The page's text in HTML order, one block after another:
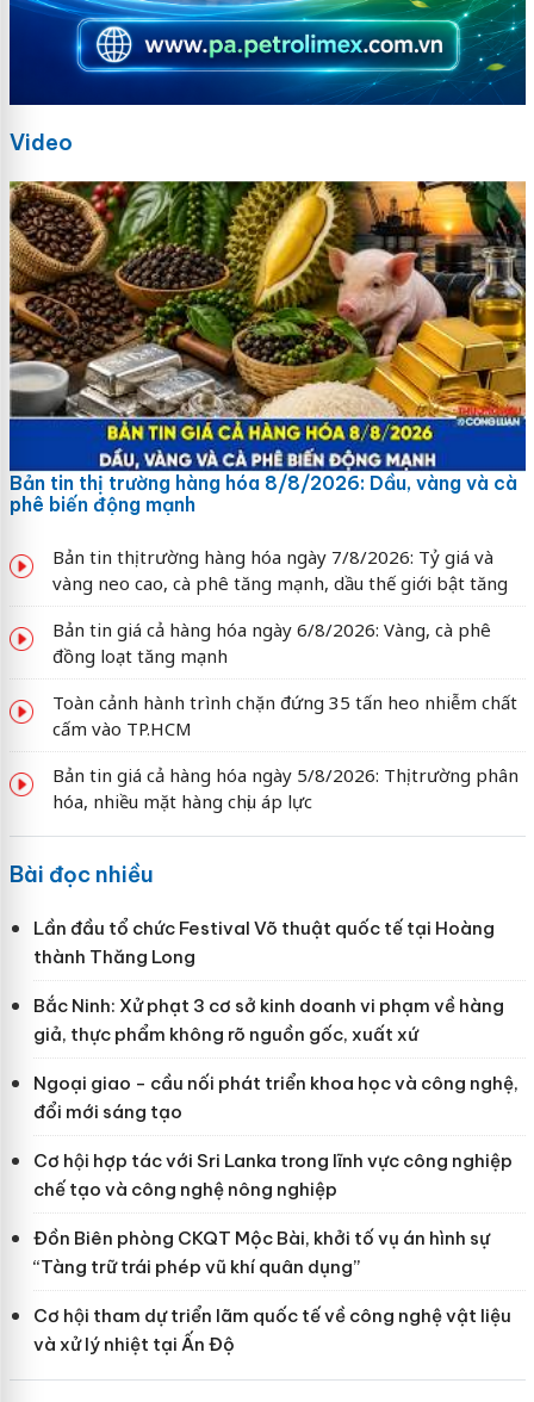
Video
Bản tin thị trường hàng hóa 8/8/2026: Dầu, vàng và cà
phê biến động mạnh
Bản tin thị trường hàng hóa ngày 7/8/2026: Tỷ giá và
vàng neo cao, cà phê tăng mạnh, dầu thế giới bật tăng
Bản tin giá cả hàng hóa ngày 6/8/2026: Vàng, cà phê
đồng loạt tăng mạnh
Toàn cảnh hành trình chặn đứng 35 tấn heo nhiễm chất
cấm vào TP.HCM
Bản tin giá cả hàng hóa ngày 5/8/2026: Thị trường phân
hóa, nhiều mặt hàng chịu áp lực
Bài đọc nhiều
Lần đầu tổ chức Festival Võ thuật quốc tế tại Hoàng
thành Thăng Long
Bắc Ninh: Xử phạt 3 cơ sở kinh doanh vi phạm về hàng
giả, thực phẩm không rõ nguồn gốc, xuất xứ
Ngoại giao - cầu nối phát triển khoa học và công nghệ,
đổi mới sáng tạo
Cơ hội hợp tác với Sri Lanka trong lĩnh vực công nghiệp
chế tạo và công nghệ nông nghiệp
Đồn Biên phòng CKQT Mộc Bài, khởi tố vụ án hình sự
“Tàng trữ trái phép vũ khí quân dụng”
Cơ hội tham dự triển lãm quốc tế về công nghệ vật liệu
và xử lý nhiệt tại Ấn Độ